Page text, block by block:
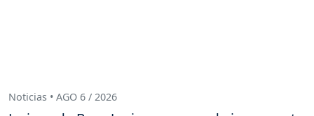
Noticias • AGO 6 / 2026